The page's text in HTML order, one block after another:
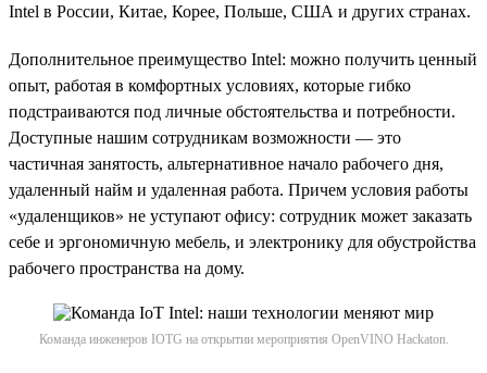
Intel в России, Китае, Корее, Польше, США и других странах.
Дополнительное преимущество Intel: можно получить ценный
опыт, работая в комфортных условиях, которые гибко
подстраиваются под личные обстоятельства и потребности.
Доступные нашим сотрудникам возможности — это
частичная занятость, альтернативное начало рабочего дня,
удаленный найм и удаленная работа. Причем условия работы
«удаленщиков» не уступают офису: сотрудник может заказать
себе и эргономичную мебель, и электронику для обустройства
рабочего пространства на дому.
Команда инженеров IOTG на открытии мероприятия OpenVINO Hackaton.